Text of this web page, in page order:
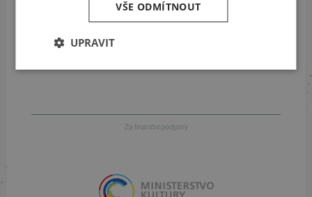
Informace o programu
Za finanční podpory
VŠE ODMÍTNOUT
UPRAVIT